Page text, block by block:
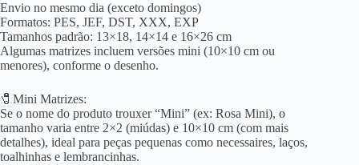
Envio no mesmo dia (exceto domingos)
Formatos: PES, JEF, DST, XXX, EXP
Tamanhos padrão: 13×18, 14×14 e 16×26 cm
Algumas matrizes incluem versões mini (10×10 cm ou
menores), conforme o desenho.
🧷Mini Matrizes:
Se o nome do produto trouxer “Mini” (ex: Rosa Mini), o
tamanho varia entre 2×2 (miúdas) e 10×10 cm (com mais
detalhes), ideal para peças pequenas como necessaires, laços,
toalhinhas e lembrancinhas.